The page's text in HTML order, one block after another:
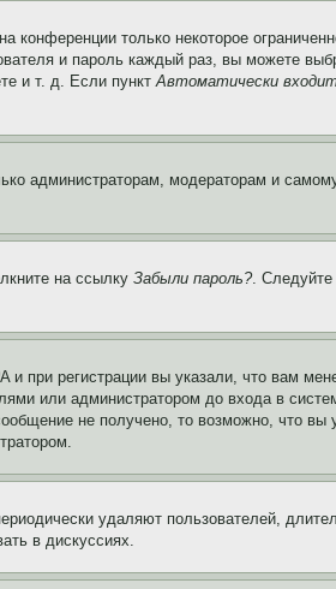
конференции только некоторое
и пароль каждый раз, вы можете
и т. д. Если пунктАвтоматически
администраторам, модераторам и
на ссылку Забыли пароль?. Следуйте
при регистрации вы указали, что вам
или администратором до входа в
не получено, то возможно, что вы
удаляют пользователей,
в дискуссиях.